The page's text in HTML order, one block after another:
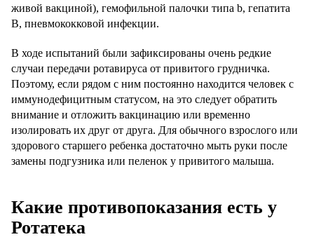
живой вакциной), гемофильной палочки типа b, гепатита
B, пневмококковой инфекции.
В ходе испытаний были зафиксированы очень редкие
случаи передачи ротавируса от привитого грудничка.
Поэтому, если рядом с ним постоянно находится человек с
иммунодефицитным статусом, на это следует обратить
внимание и отложить вакцинацию или временно
изолировать их друг от друга. Для обычного взрослого или
здорового старшего ребенка достаточно мыть руки после
замены подгузника или пеленок у привитого малыша.
Какие противопоказания есть у
Ротатека